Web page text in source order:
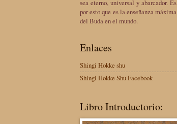
sea eterno, universal y abarcador. Es
por esto que es la enseñanza máxima
del Buda en el mundo.
Enlaces
Shingi Hokke shu
Shingi Hokke Shu Facebook
Libro Introductorio: